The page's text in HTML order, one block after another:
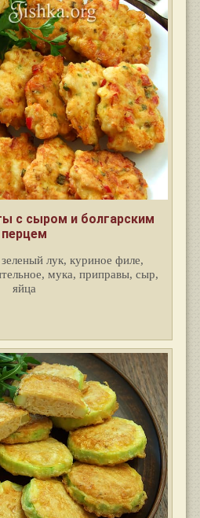
перцем
лук, куриное филе,
мука, приправы, сыр,
яйца